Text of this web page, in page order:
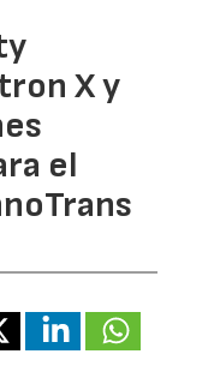
X y
el